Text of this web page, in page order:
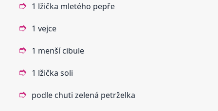
1 lžička mletého pepře
1 vejce
1 menší cibule
1 lžička soli
podle chuti zelená petrželka